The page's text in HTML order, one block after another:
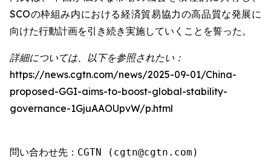
SCOの枠組み内における経済貿易協力の高品質な発展に
向けた行動計画を引き続き実施していくことを誓った。
詳細については、以下を参照されたい：
https://news.cgtn.com/news/2025-09-01/China-
proposed-GGI-aims-to-boost-global-stability-
governance-1GjuAAOUpvW/p.html
問い合わせ先：CGTN (cgtn@cgtn.com)